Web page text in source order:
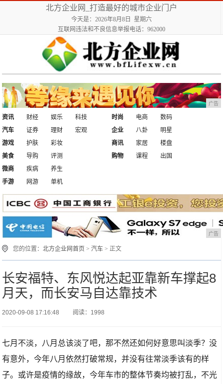
北方企业网_打造最好的城市企业门户
今天是：2026年8月8日 星期六
互联网违法和不良信息举报电话：962000
广告
资讯 财经 娱乐
科技
汽车
证券 理财 宏观
时尚 电商
数码
企业
八卦
明星
游戏
护肤
彩妆
美食
导购 评测
商讯 家居
楼盘
购物
课程
出国
微商
疾病
养生
手游
网游 单机
广告
您的位置：北方企业网首页 >汽车 > 正文
长安福特、东风悦达起亚靠新车撑起8
月天，而长安马自达靠技术
2020-09-08 17:16:48 阅读：1998
七月不淡，八月总该淡了吧，那不然还如何好意思叫淡季？没
有意外，今年八月依然打破常规，并没有往常淡季该有的样
子。或许是疫情的缘故，今年车市的整体节奏均被打乱，不光